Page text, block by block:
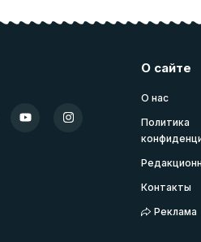
О сайте
О нас
Политика
Контакты
Реклама